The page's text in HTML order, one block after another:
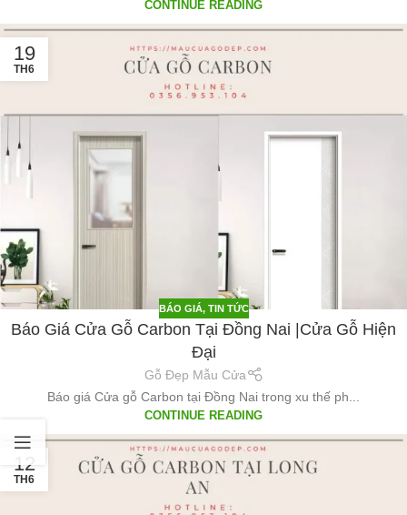
CONTINUE READING
19
TH6
BÁO GIÁ, TIN TỨC
Báo Giá Cửa Gỗ Carbon Tại Đồng Nai |Cửa Gỗ Hiện
Đại
Gỗ Đẹp Mẫu Cửa
Báo giá Cửa gỗ Carbon tại Đồng Nai trong xu thế ph...
CONTINUE READING
12
TH6